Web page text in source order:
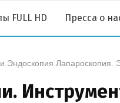
FULL HD Пресса о